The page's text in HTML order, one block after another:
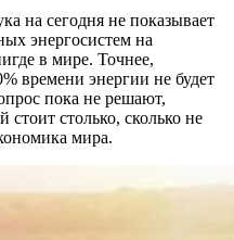
на сегодня не показывает
энергосистем на
в мире. Точнее,
времени энергии не будет
пока не решают,
столько, сколько не
мира.